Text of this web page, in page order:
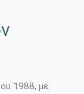
1988, με